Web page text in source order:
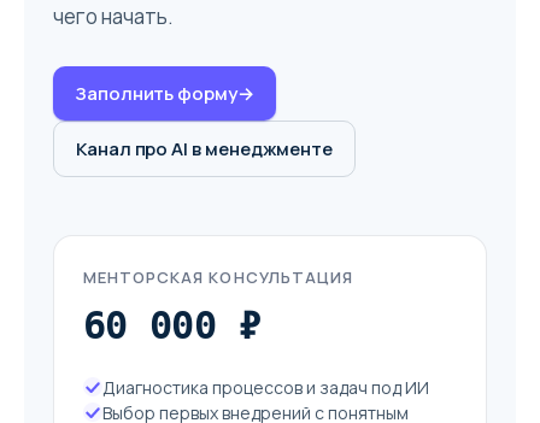
чего начать.
Заполнить форму→
Канал про AI в менеджменте
МЕНТОРСКАЯ КОНСУЛЬТАЦИЯ
60 000 ₽
Диагностика процессов и задач под ИИ
Выбор первых внедрений с понятным